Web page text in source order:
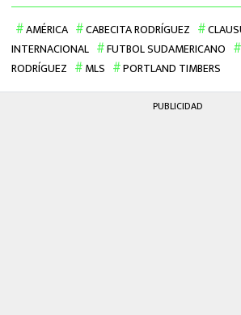
AMÉRICA CABECITA RODRÍGUEZ
INTERNACIONAL
FUTBOL SUDAMERICANO
RODRÍGUEZ
MLS PORTLAND TIMBERS
PUBLICIDAD